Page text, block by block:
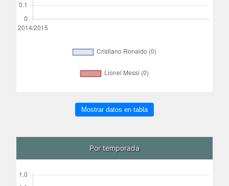
Mostrar datos en tabla
Por temporada